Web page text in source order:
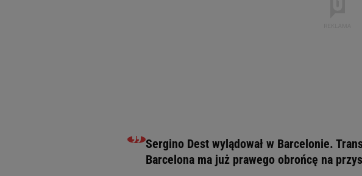
Sergino Dest wylądował w Barcelonie.
Barcelona ma już prawego obrońcę na